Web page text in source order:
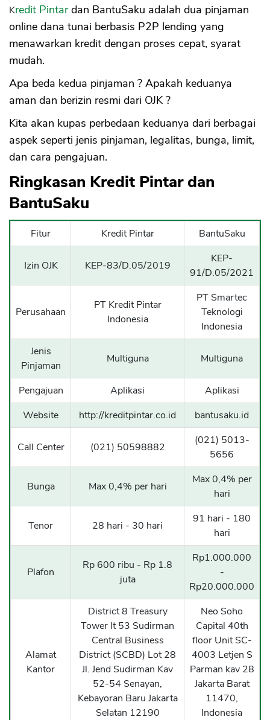
Kredit Pintardan BantuSaku adalah dua pinjaman
online dana tunai berbasis P2P lending yang
menawarkan kredit dengan proses cepat, syarat
mudah.
Apa beda kedua pinjaman ? Apakah keduanya
aman dan berizin resmi dari OJK ?
Kita akan kupas perbedaan keduanya dari berbagai
aspek seperti jenis pinjaman, legalitas, bunga, limit,
dan cara pengajuan.
Ringkasan Kredit Pintar dan
BantuSaku
Fitur Kredit Pintar BantuSaku
Izin OJK KEP-83/D.05/2019
KEP-
91/D.05/2021
Perusahaan
PT Kredit Pintar
Indonesia
PT Smartec
Teknologi
Indonesia
Jenis
Pinjaman
Multiguna Multiguna
Pengajuan Aplikasi
Aplikasi
Website
http://kreditpintar.co.id bantusaku.id
Call Center (021) 50598882
(021) 5013-
5656
Bunga Max 0,4% per hari
Max 0,4% per
hari
Tenor 28 hari - 30 hari
91 hari - 180
hari
Plafon
Rp 600 ribu - Rp 1.8
juta
Rp1.000.000
-
Rp20.000.000
Alamat
Kantor
District 8 Treasury
Tower lt 53 Sudirman
Central Business
District (SCBD) Lot 28
Jl. Jend Sudirman Kav
52-54 Senayan,
Kebayoran Baru Jakarta
Selatan 12190
Neo Soho
Capital 40th
floor Unit SC-
4003 Letjen S
Parman kav 28
Jakarta Barat
11470,
Indonesia